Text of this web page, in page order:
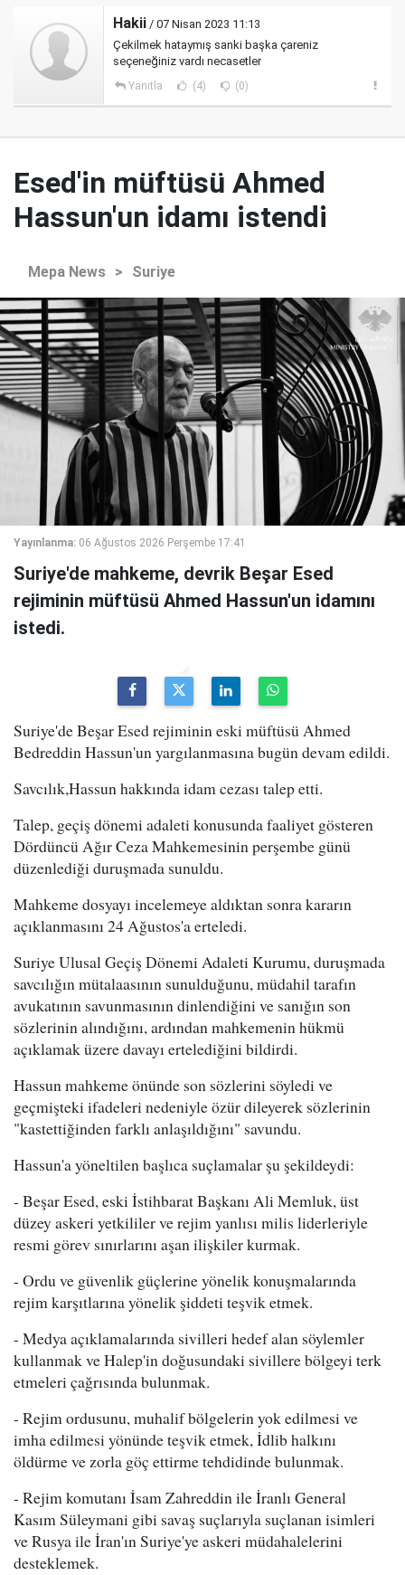
Hakii / 07 Nisan 2023 11:13
Çekilmek hataymış sanki başka çareniz
seçeneğiniz vardı necasetler
Yanıtla (4) (0)
Esed'in müftüsü Ahmed
Hassun'un idamı istendi
Mepa News > Suriye
Yayınlanma: 06 Ağustos 2026 Perşembe 17:41
Suriye'de mahkeme, devrik Beşar Esed
rejiminin müftüsü Ahmed Hassun'un idamını
istedi.
Suriye'de Beşar Esed rejiminin eski müftüsü Ahmed
Bedreddin Hassun'un yargılanmasına bugün devam edildi.
Savcılık,Hassun hakkında idam cezası talep etti.
Talep, geçiş dönemi adaleti konusunda faaliyet gösteren
Dördüncü Ağır Ceza Mahkemesinin perşembe günü
düzenlediği duruşmada sunuldu.
Mahkeme dosyayı incelemeye aldıktan sonra kararın
açıklanmasını 24 Ağustos'a erteledi.
Suriye Ulusal Geçiş Dönemi Adaleti Kurumu, duruşmada
savcılığın mütalaasının sunulduğunu, müdahil tarafın
avukatının savunmasının dinlendiğini ve sanığın son
sözlerinin alındığını, ardından mahkemenin hükmü
açıklamak üzere davayı ertelediğini bildirdi.
Hassun mahkeme önünde son sözlerini söyledi ve
geçmişteki ifadeleri nedeniyle özür dileyerek sözlerinin
"kastettiğinden farklı anlaşıldığını" savundu.
Hassun'a yöneltilen başlıca suçlamalar şu şekildeydi:
- Beşar Esed, eski İstihbarat Başkanı Ali Memluk, üst
düzey askeri yetkililer ve rejim yanlısı milis liderleriyle
resmi görev sınırlarını aşan ilişkiler kurmak.
- Ordu ve güvenlik güçlerine yönelik konuşmalarında
rejim karşıtlarına yönelik şiddeti teşvik etmek.
- Medya açıklamalarında sivilleri hedef alan söylemler
kullanmak ve Halep'in doğusundaki sivillere bölgeyi terk
etmeleri çağrısında bulunmak.
- Rejim ordusunu, muhalif bölgelerin yok edilmesi ve
imha edilmesi yönünde teşvik etmek, İdlib halkını
öldürme ve zorla göç ettirme tehdidinde bulunmak.
- Rejim komutanı İsam Zahreddin ile İranlı General
Kasım Süleymani gibi savaş suçlarıyla suçlanan isimleri
ve Rusya ile İran'ın Suriye'ye askeri müdahalelerini
desteklemek.